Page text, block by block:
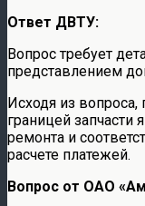
Ответ ДВТУ:
Вопрос требует
представлением
Исходя из вопроса,
границей
ремонта и
расчете платежей.
Вопрос от ОАО